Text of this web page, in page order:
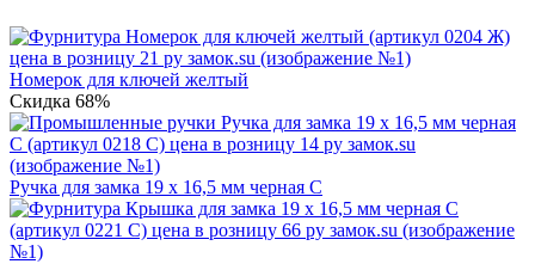
Номерок для ключей желтый
Скидка 68%
Ручка для замка 19 х 16,5 мм черная C